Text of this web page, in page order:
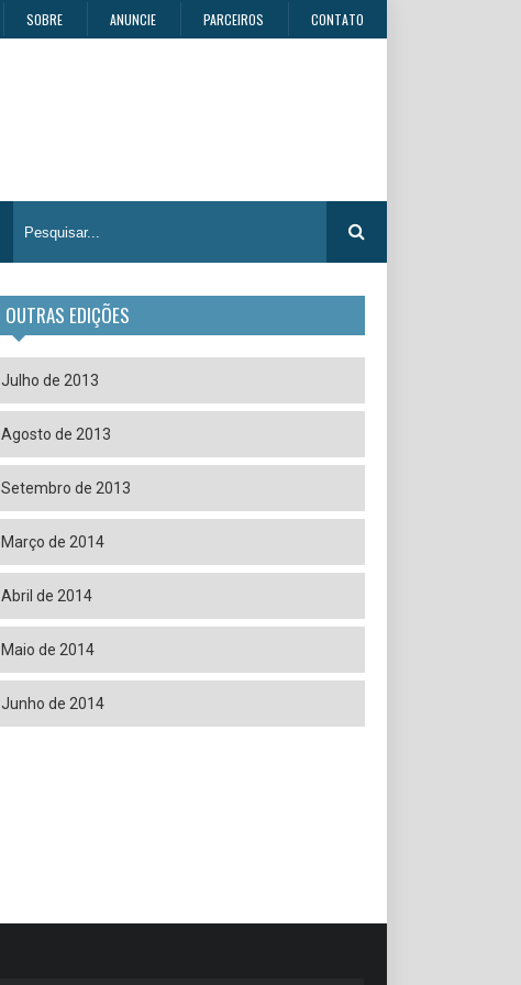
SOBRE ANUNCIE PARCEIROS CONTATO
OUTRAS EDIÇÕES
Julho de 2013
Agosto de 2013
Setembro de 2013
Março de 2014
Abril de 2014
Maio de 2014
Junho de 2014